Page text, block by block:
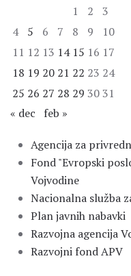
1
2
3
4
5 6 7 8 9
10
11 12 13 14 15 16 17
18 19 20 21 22 23 24
25 26 27 28 29 30 31
« dec
feb »
Agencija za
Fond "Evropski
Vojvodine
Nacionalna služba
Plan javnih nabavki
Razvojna agencija
Razvojni fond APV